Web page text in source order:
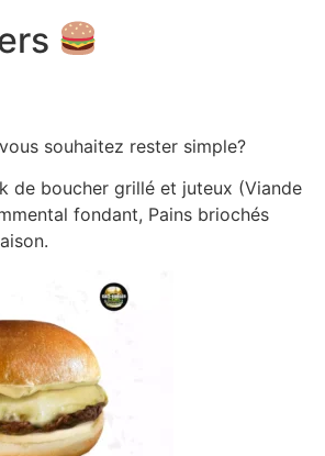
souhaitez rester simple?
de boucher grillé et juteux (Viande
fondant, Pains briochés